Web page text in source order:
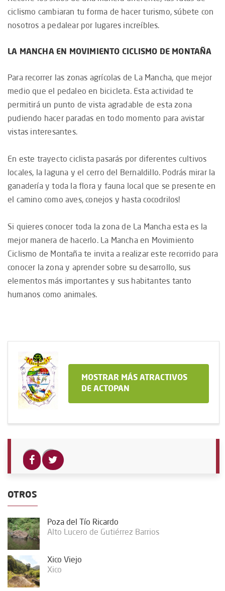
ciclismo cambiaran tu forma de hacer turismo, súbete con
nosotros a pedalear por lugares increíbles.
LA MANCHA EN MOVIMIENTO CICLISMO DE MONTAÑA
Para recorrer las zonas agrícolas de La Mancha, que mejor
medio que el pedaleo en bicicleta. Esta actividad te
permitirá un punto de vista agradable de esta zona
pudiendo hacer paradas en todo momento para avistar
vistas interesantes.
En este trayecto ciclista pasarás por diferentes cultivos
locales, la laguna y el cerro del Bernaldillo. Podrás mirar la
ganadería y toda la flora y fauna local que se presente en
el camino como aves, conejos y hasta cocodrilos!
Si quieres conocer toda la zona de La Mancha esta es la
mejor manera de hacerlo. La Mancha en Movimiento
Ciclismo de Montaña te invita a realizar este recorrido para
conocer la zona y aprender sobre su desarrollo, sus
elementos más importantes y sus habitantes tanto
humanos como animales.
MOSTRAR MÁS ATRACTIVOS
DE ACTOPAN
OTROS
Poza del Tío Ricardo
Alto Lucero de Gutiérrez Barrios
Xico Viejo
Xico